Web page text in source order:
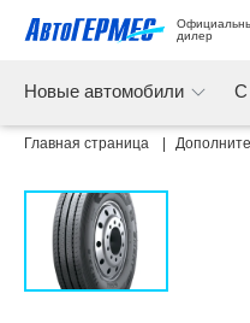
дилер
Новые автомобили С
Главная страница